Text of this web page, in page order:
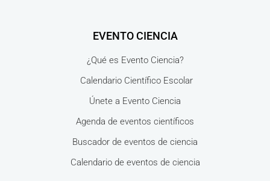
EVENTO CIENCIA
¿Qué es Evento Ciencia?
Calendario Científico Escolar
Únete a Evento Ciencia
Agenda de eventos científicos
Buscador de eventos de ciencia
Calendario de eventos de ciencia